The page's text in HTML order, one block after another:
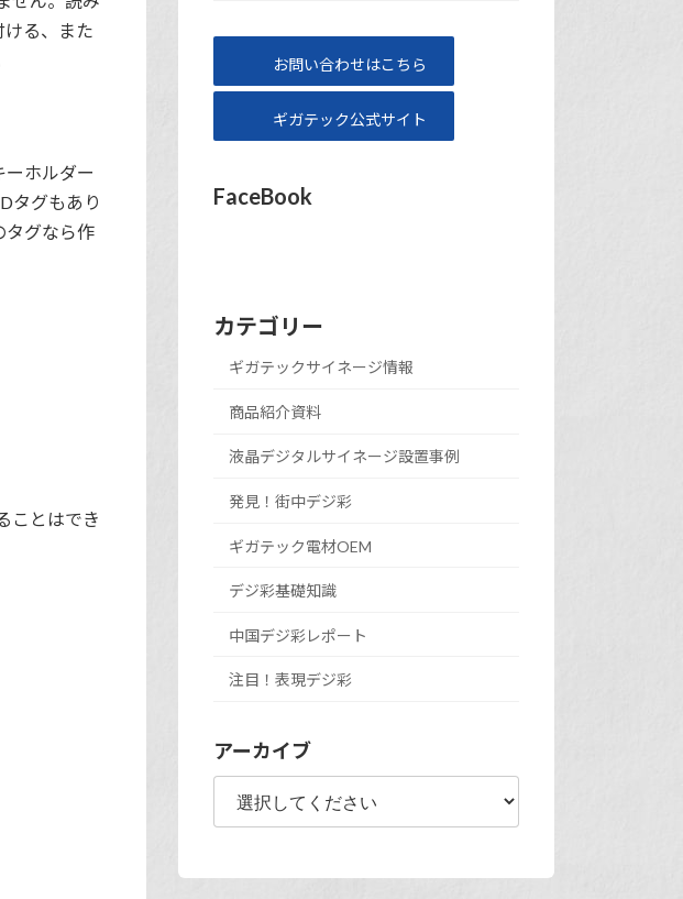
る、また
ホルダー
タグもあり
タグなら作
ことはでき
お問い合わせはこちら
ギガテック公式サイト
FaceBook
カテゴリー
ギガテックサイネージ情報
商品紹介資料
液晶デジタルサイネージ設置事例
発見！街中デジ彩
ギガテック電材OEM
デジ彩基礎知識
中国デジ彩レポート
注目！表現デジ彩
アーカイブ